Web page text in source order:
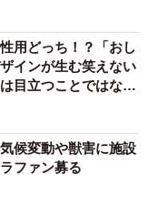
用どっち！？「おし
インが生む笑えない
目立つことではな
候変動や獣害に施設
ファン募る